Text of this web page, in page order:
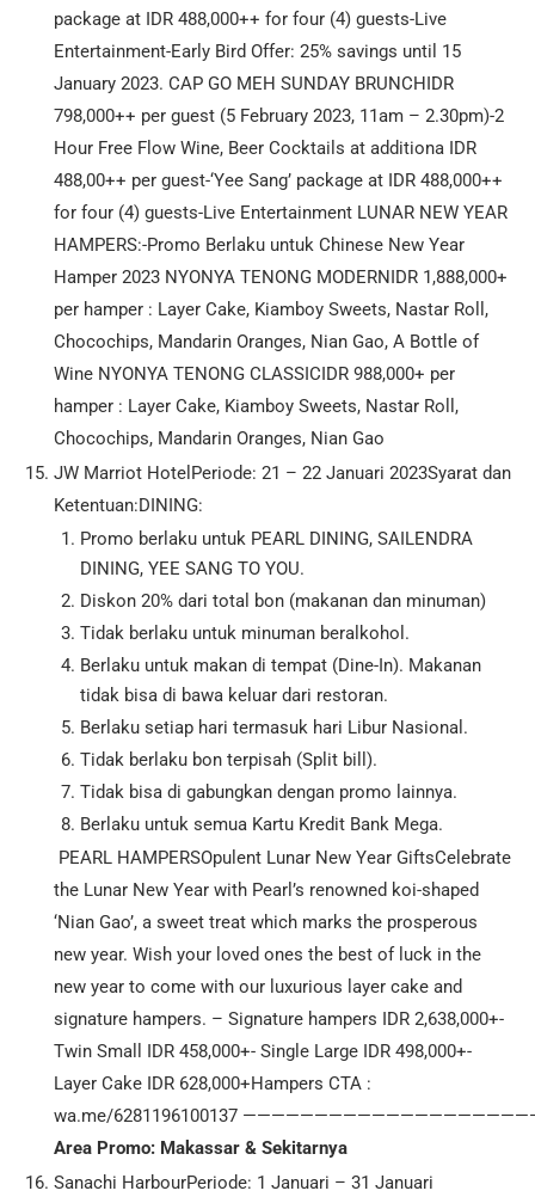
package at IDR 488,000++ for four (4) guests-Live
Entertainment-Early Bird Offer: 25% savings until 15
January 2023. CAP GO MEH SUNDAY BRUNCHIDR
798,000++ per guest (5 February 2023, 11am – 2.30pm)-2
Hour Free Flow Wine, Beer Cocktails at additiona IDR
488,00++ per guest-‘Yee Sang’ package at IDR 488,000++
for four (4) guests-Live Entertainment LUNAR NEW YEAR
HAMPERS:-Promo Berlaku untuk Chinese New Year
Hamper 2023 NYONYA TENONG MODERNIDR 1,888,000+
per hamper : Layer Cake, Kiamboy Sweets, Nastar Roll,
Chocochips, Mandarin Oranges, Nian Gao, A Bottle of
Wine NYONYA TENONG CLASSICIDR 988,000+ per
hamper : Layer Cake, Kiamboy Sweets, Nastar Roll,
Chocochips, Mandarin Oranges, Nian Gao
JW Marriot HotelPeriode: 21 – 22 Januari 2023Syarat dan
Ketentuan:DINING:
Promo berlaku untuk PEARL DINING, SAILENDRA
DINING, YEE SANG TO YOU.
Diskon 20% dari total bon (makanan dan minuman)
Tidak berlaku untuk minuman beralkohol.
Berlaku untuk makan di tempat (Dine-In). Makanan
tidak bisa di bawa keluar dari restoran.
Berlaku setiap hari termasuk hari Libur Nasional.
Tidak berlaku bon terpisah (Split bill).
Tidak bisa di gabungkan dengan promo lainnya.
Berlaku untuk semua Kartu Kredit Bank Mega.
PEARL HAMPERSOpulent Lunar New Year GiftsCelebrate
the Lunar New Year with Pearl’s renowned koi-shaped
‘Nian Gao’, a sweet treat which marks the prosperous
new year. Wish your loved ones the best of luck in the
new year to come with our luxurious layer cake and
signature hampers. – Signature hampers IDR 2,638,000+-
Twin Small IDR 458,000+- Single Large IDR 498,000+-
Layer Cake IDR 628,000+Hampers CTA :
wa.me/6281196100137
Area Promo: Makassar & Sekitarnya
Sanachi HarbourPeriode: 1 Januari – 31 Januari